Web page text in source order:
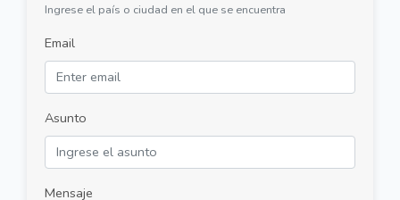
Ingrese el país o ciudad en el que se encuentra
Email
Asunto
Mensaje